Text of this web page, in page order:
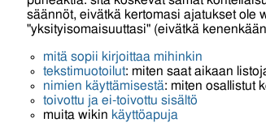
säännöt, eivätkä kertomasi ajatukset ole
"yksityisomaisuuttasi" (eivätkä
mitä sopii kirjoittaa mihinkin
tekstimuotoilut: miten saat aikaan
nimien käyttämisestä: miten osallistut
toivottu ja ei-toivottu sisältö
muita wikin käyttöapuja